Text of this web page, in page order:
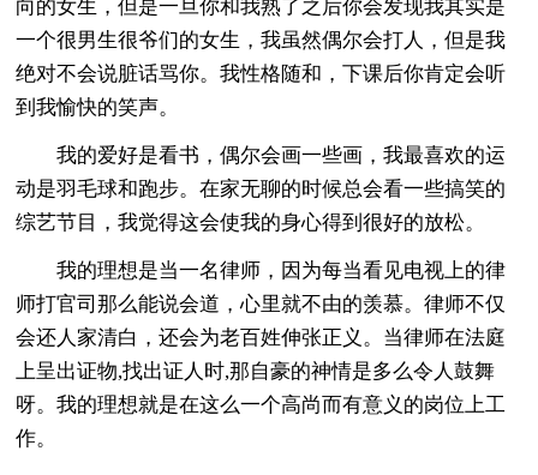
向的女生，但是一旦你和我熟了之后你会发现我其实是
一个很男生很爷们的女生，我虽然偶尔会打人，但是我
绝对不会说脏话骂你。我性格随和，下课后你肯定会听
到我愉快的笑声。
我的爱好是看书，偶尔会画一些画，我最喜欢的运
动是羽毛球和跑步。在家无聊的时候总会看一些搞笑的
综艺节目，我觉得这会使我的身心得到很好的放松。
我的理想是当一名律师，因为每当看见电视上的律
师打官司那么能说会道，心里就不由的羡慕。律师不仅
会还人家清白，还会为老百姓伸张正义。当律师在法庭
上呈出证物,找出证人时,那自豪的神情是多么令人鼓舞
呀。我的理想就是在这么一个高尚而有意义的岗位上工
作。